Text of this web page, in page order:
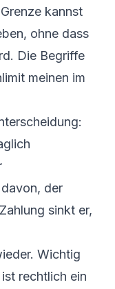
kannst
ohne dass
Die Begriffe
meinen im
der
sinkt er,
Wichtig
rechtlich ein